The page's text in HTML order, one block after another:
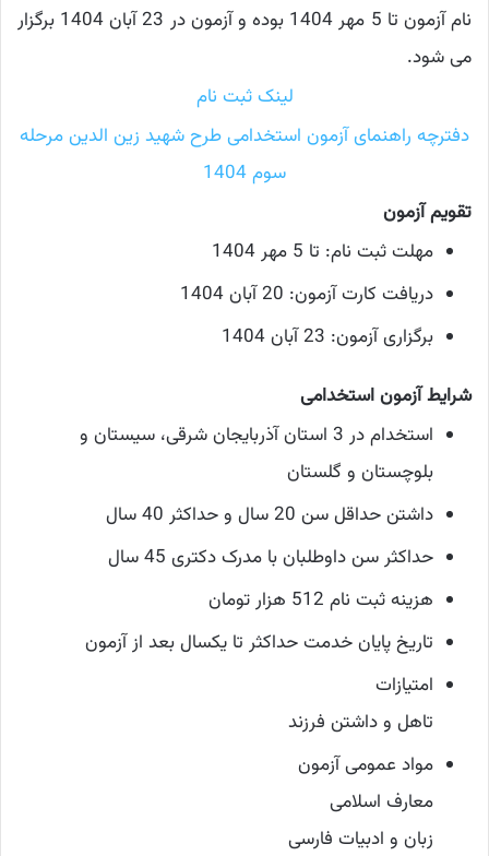
نام آزمون تا 5 مهر 1404 بوده و آزمون در 23 آبان 1404 برگزار
می شود.
لینک ثبت نام
دفترچه راهنمای آزمون استخدامی طرح شهید زین الدین مرحله
سوم 1404
تقویم آزمون
مهلت ثبت نام: تا 5 مهر 1404
دریافت کارت آزمون: 20 آبان 1404
برگزاری آزمون: 23 آبان 1404
شرایط آزمون استخدامی
استخدام در 3 استان آذربایجان شرقی، سیستان و
بلوچستان و گلستان
داشتن حداقل سن 20 سال و حداکثر 40 سال
حداکثر سن داوطلبان با مدرک دکتری 45 سال
هزینه ثبت نام 512 هزار تومان
تاریخ پایان خدمت حداکثر تا یکسال بعد از آزمون
امتیازات
تاهل و داشتن فرزند
مواد عمومی آزمون
معارف اسلامی
زبان و ادبیات فارسی